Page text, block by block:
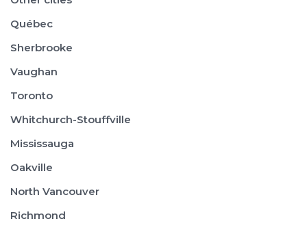
Québec
Sherbrooke
Vaughan
Toronto
Whitchurch-Stouffville
Mississauga
Oakville
North Vancouver
Richmond